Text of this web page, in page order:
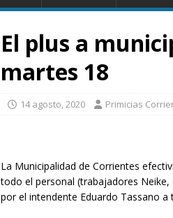
El plus a
martes 18
14 agosto, 2020 Primicias
La Municipalidad de Corrientes
todo el personal (trabajadores
por el intendente Eduardo Tassano